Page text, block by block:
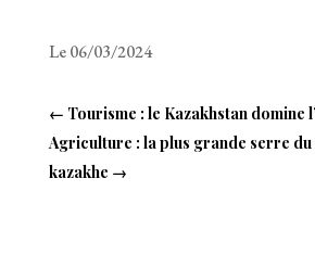
Le 06/03/2024
← Tourisme : le Kazakhstan domine
Agriculture : la plus grande serre du
kazakhe →